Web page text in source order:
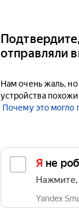
отправляли
Нам очень жаль,
устройства
Почему это могло
Я не
Нажмите,
Yandex